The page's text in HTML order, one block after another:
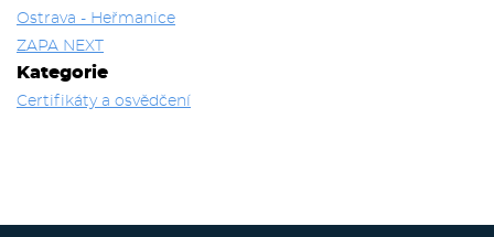
Ostrava - Heřmanice
ZAPA NEXT
Kategorie
Certifikáty a osvědčení